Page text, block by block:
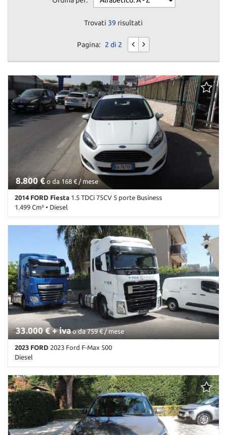
Trovati 39 risultati
Pagina: 2 di 2
8.800 €o da 168 € / mese
2014 FORD Fiesta 1.5 TDCi 75CV 5 porte Business
1.499 Cm³ • Diesel
114.000 Km • Cambio Manuale (5) • Bianco pastello • 5 Porte • ABS
• Airbag laterali • Airbag Passeggero • Airbag testa • Alzacristalli
elettrici • Autoradio • Bluetooth • Chiusura centralizzata •
Climatizzatore • Controllo trazione • ESP • Fendinebbia •
Immobilizzatore elettronico • Servosterzo • Specchietti laterali
elettrici
33.000 € + ivao da 759 € / mese
2023 FORD 2023 Ford F-Max 500
Diesel
241.000 Km • Cambio Automatico • Bianco pastello • Aria
condizionata da parcheggio • Cronologia tagliandi • Cruise Control
• Filtro antiparticolato • Omologazione per uso su strada •
Riscaldamento ausiliario • Navigatore satellitare